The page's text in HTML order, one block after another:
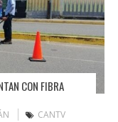
CON FIBRA
CANTV